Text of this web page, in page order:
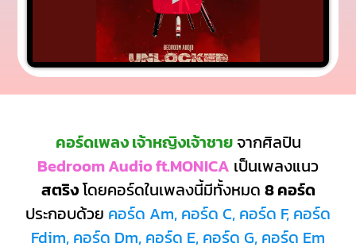
คอร์ดเพลง เจ้าหญิงเจ้าชายจากศิลปิน
Bedroom Audio ft.MONICA เป็นเพลงแนว
สตริงโดยคอร์ดในเพลงนี้มีทั้งหมด 8 คอร์ด
ประกอบด้วย คอร์ด Am, คอร์ด C, คอร์ด F, คอร์ด
Fdim, คอร์ด Dm, คอร์ด E, คอร์ด G, คอร์ด Em